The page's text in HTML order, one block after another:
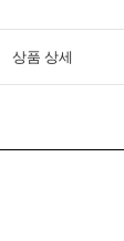
상품 상세